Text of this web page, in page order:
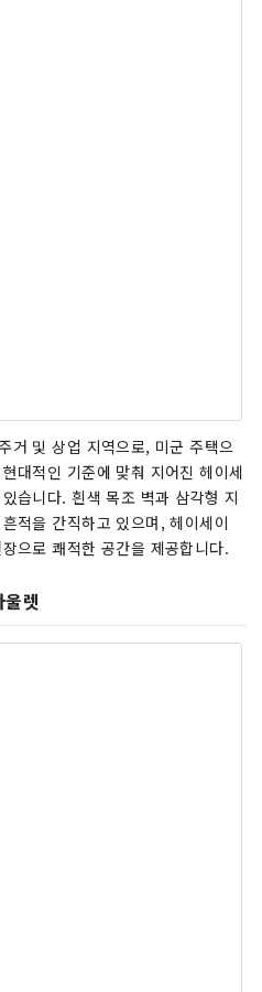
거 및 상업 지역으로, 미군 주택으
대적인 기준에 맞춰 지어진 헤이세
습니다. 흰색 목조 벽과 삼각형 지
적을 간직하고 있으며, 헤이세이
으로 쾌적한 공간을 제공합니다.
렛